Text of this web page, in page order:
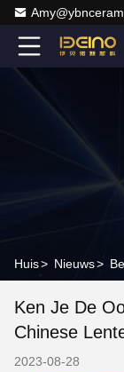
Huis> Nieuws>
Ken Je De
Chinese
2023-08-28